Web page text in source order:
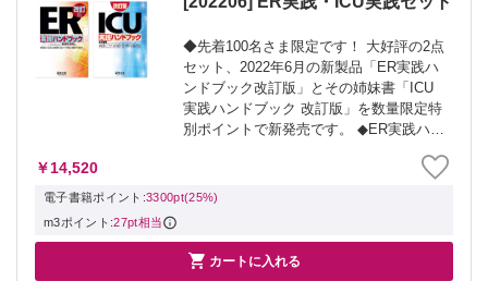
◆先着100名さま限定です！ 大好評の2点
セット、2022年6月の新製品「ER実践ハ
ンドブック改訂版」とその姉妹書「ICU
実践ハンドブック 改訂版」を数量限定特
別ポイントで新発売です。 ◆ER実践ハン
25％を進呈。次回購入...
￥14,520
電子書籍ポイント:3300pt(25%)
m3ポイント:27pt相当
 カートに入れる